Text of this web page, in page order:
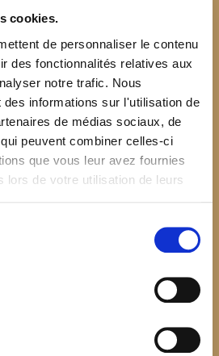
cookies.
de personnaliser le contenu
des fonctionnalités relatives aux
notre trafic. Nous
des informations sur l'utilisation de
de médias sociaux, de
peuvent combiner celles-ci
que vous leur avez fournies
lors de votre utilisation de leurs